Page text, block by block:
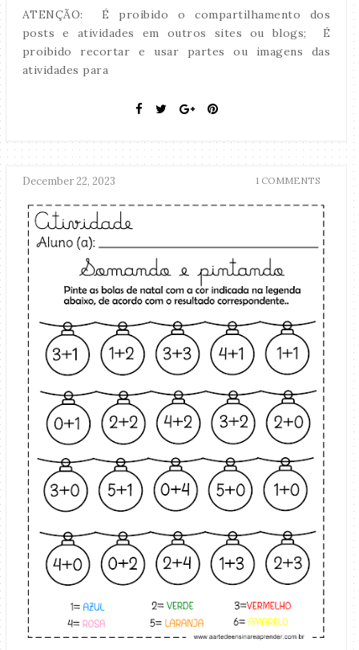
ATENÇÃO: É proibido o compartilhamento dos
posts e atividades em outros sites ou blogs; É
proibido recortar e usar partes ou imagens das
atividades para
December 22, 2023 1 COMMENTS